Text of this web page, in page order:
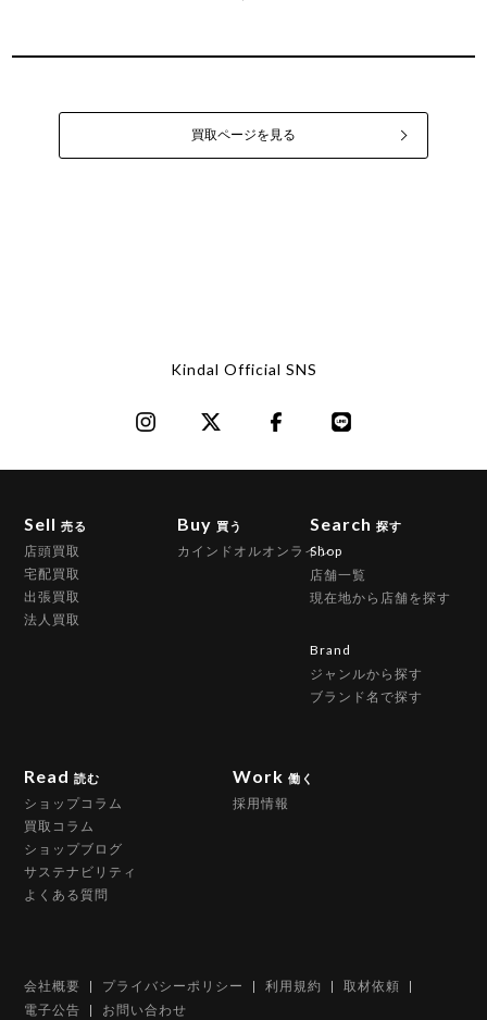
買取ページを見る
Kindal Official SNS
Sell売る
店頭買取
宅配買取
出張買取
法人買取
Buy 買う
カインドオルオンライン
Search 探す
Shop
店舗一覧
現在地から店舗を探す
Brand
ジャンルから探す
ブランド名で探す
Read読む
ショップコラム
買取コラム
ショップブログ
サステナビリティ
よくある質問
Work 働く
採用情報
会社概要 プライバシーポリシー 利用規約
取材依頼
電子公告
お問い合わせ